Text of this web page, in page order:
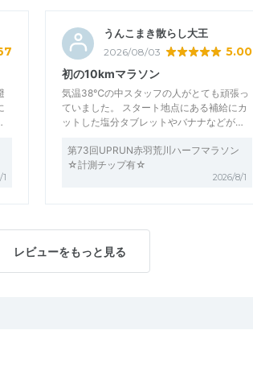
うんこまき散らし大王
2026/08/03 5.00
初の10kmマラソン
気温38℃の中スタッフの人がとても頑張っ
ていました。 スタート地点にある補給にカ
ットした塩分タブレットやバナナなどが…
第73回UPRUN赤羽荒川ハーフマラソン
☆計測チップ有☆
2026/8/1
レビューをもっと見る